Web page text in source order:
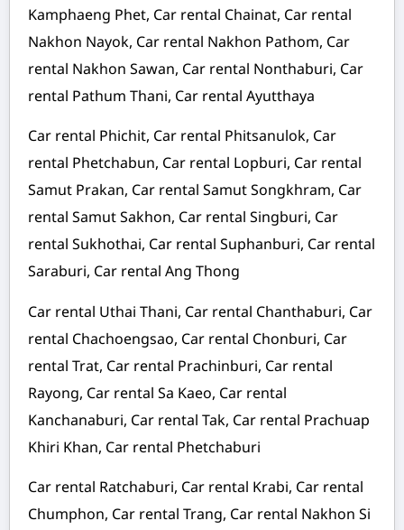
Kamphaeng Phet, Car rental Chainat, Car rental
Nakhon Nayok, Car rental Nakhon Pathom, Car
rental Nakhon Sawan, Car rental Nonthaburi, Car
rental Pathum Thani, Car rental Ayutthaya
Car rental Phichit, Car rental Phitsanulok, Car
rental Phetchabun, Car rental Lopburi, Car rental
Samut Prakan, Car rental Samut Songkhram, Car
rental Samut Sakhon, Car rental Singburi, Car
rental Sukhothai, Car rental Suphanburi, Car rental
Saraburi, Car rental Ang Thong
Car rental Uthai Thani, Car rental Chanthaburi, Car
rental Chachoengsao, Car rental Chonburi, Car
rental Trat, Car rental Prachinburi, Car rental
Rayong, Car rental Sa Kaeo, Car rental
Kanchanaburi, Car rental Tak, Car rental Prachuap
Khiri Khan, Car rental Phetchaburi
Car rental Ratchaburi, Car rental Krabi, Car rental
Chumphon, Car rental Trang, Car rental Nakhon Si